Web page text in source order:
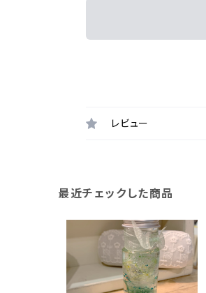
レビュー
最近チェックした商品